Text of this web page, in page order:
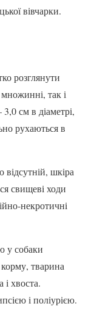
вівчарки.
розглянути
так і
см в діаметрі,
рухаються в
шкіра
свищеві ходи
некротичні
у собаки
корму, тварина
і хвоста.
і поліурією.